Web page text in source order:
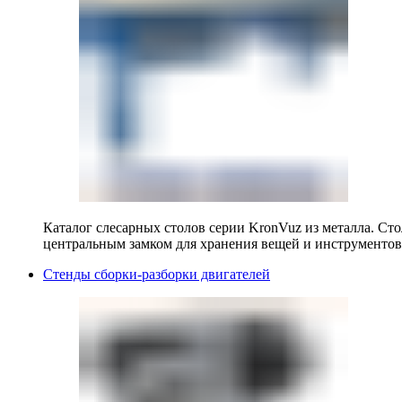
Каталог слесарных столов серии KronVuz из металла.
центральным замком для хранения вещей и
Стенды сборки-разборки двигателей